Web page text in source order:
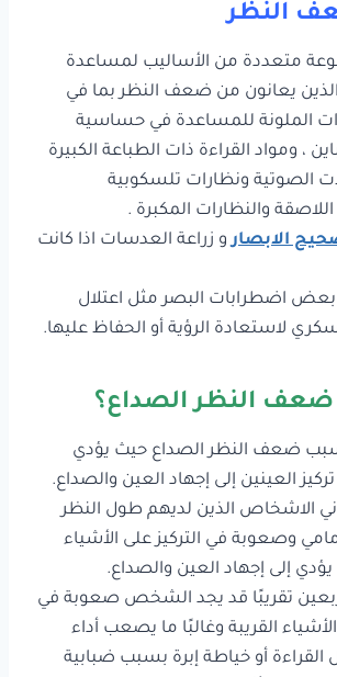
النظر
متعددة من الأساليب لمساعدة
يعانون من ضعف النظر بما في
الملونة للمساعدة في حساسية
، ومواد القراءة ذات الطباعة الكبيرة
الصوتية ونظارات تلسكوبية
والنظارات المكبرة .
الابصارو زراعة العدسات اذا كانت
اضطرابات البصر مثل اعتلال
لاستعادة الرؤية أو الحفاظ عليها.
النظر الصداع؟
ضعف النظر الصداع حيث يؤدي
العينين إلى إجهاد العين والصداع.
الاشخاص الذين لديهم طول النظر
وصعوبة في التركيز على الأشياء
يؤدي إلى إجهاد العين والصداع.
تقريبًا قد يجد الشخص صعوبة في
الأشياء القريبة وغالبًا ما يصعب أداء
أو خياطة إبرة بسبب ضبابية